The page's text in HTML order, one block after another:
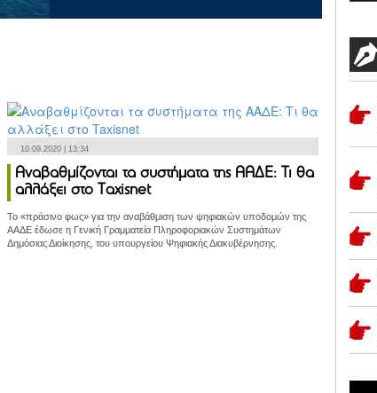
10.09.2020 | 13:34
Αναβαθμίζονται τα συστήματα της ΑΑΔΕ: Τι θα
αλλάξει στο Taxisnet
Το «πράσινο φως» για την αναβάθμιση των ψηφιακών υποδομών της
ΑΑΔΕ έδωσε η Γενική Γραμματεία Πληροφοριακών Συστημάτων
Δημόσιας Διοίκησης, του υπουργείου Ψηφιακής Διακυβέρνησης.